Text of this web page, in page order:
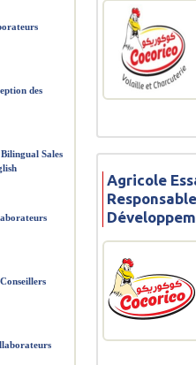
Agricole
des
Sales